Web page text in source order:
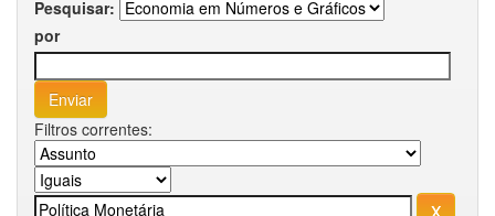
Pesquisar:
por
Filtros correntes: